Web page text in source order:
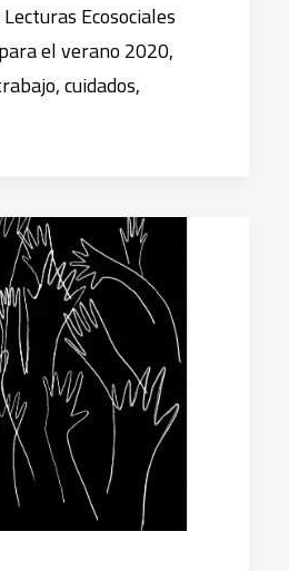
Ecosociales
el verano 2020,
cuidados,